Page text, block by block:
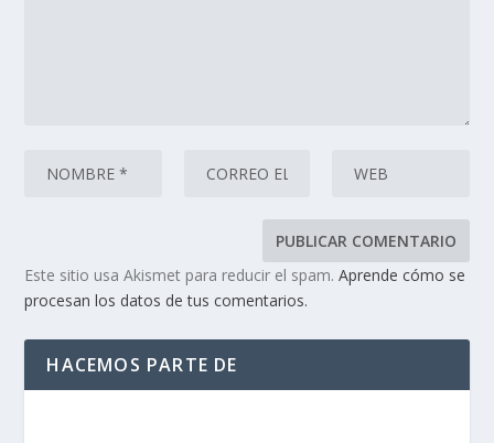
Este sitio usa Akismet para reducir el spam.Aprende cómo se
procesan los datos de tus comentarios.
HACEMOS PARTE DE